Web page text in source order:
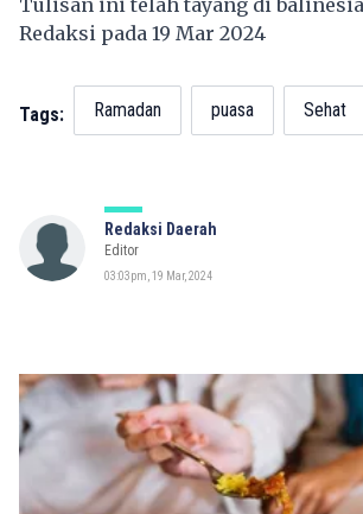
Tulisan ini telah tayang di
Redaksi pada 19 Mar 2024
Tags: Ramadan puasa Sehat
Redaksi Daerah
Editor
03:03pm, 19 Mar, 2024